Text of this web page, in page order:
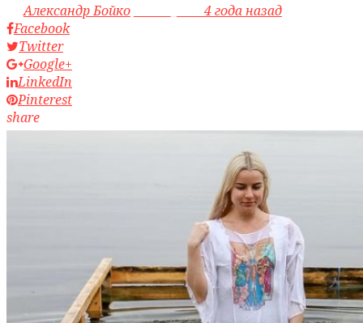
byАлександр Бойко
4 года назад
Facebook
Twitter
Google+
LinkedIn
Pinterest
share